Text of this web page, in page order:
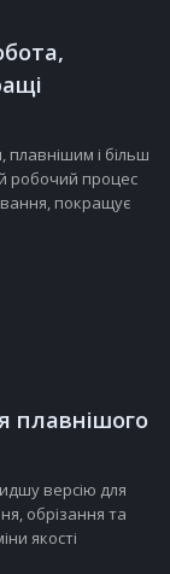
і більш
робочий процес
покращує
плавнішого
версію для
обрізання та
якості